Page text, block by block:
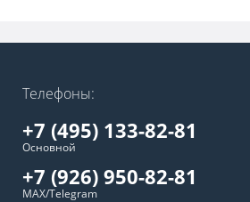
Телефоны:
+7 (495) 133-82-81
Основной
+7 (926) 950-82-81
MAX/Telegram